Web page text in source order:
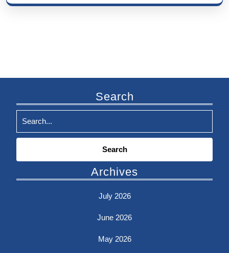
Search
Search
Archives
July 2026
June 2026
May 2026